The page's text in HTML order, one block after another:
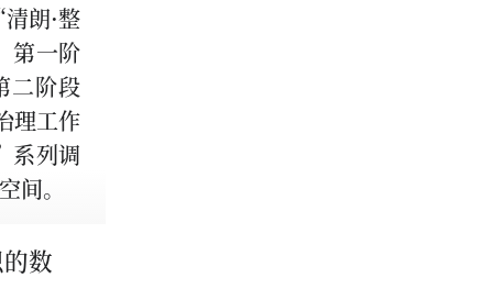
朗·整
第一阶
二阶段
理工作
系列调
间。
数